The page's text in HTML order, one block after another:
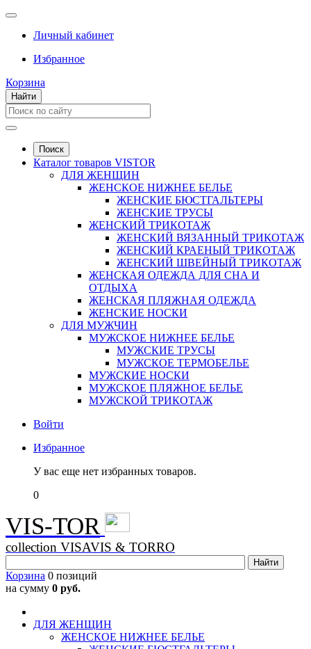
Личный кабинет
Избранное
Корзина
Найти
Поиск
Каталог товаров VISTOR
ДЛЯ ЖЕНЩИН
ЖЕНСКОЕ НИЖНЕЕ БЕЛЬЕ
ЖЕНСКИЕ БЮСТГАЛЬТЕРЫ
ЖЕНСКИЕ ТРУСЫ
ЖЕНСКИЙ ТРИКОТАЖ
ЖЕНСКИЙ ВЯЗАННЫЙ ТРИКОТАЖ
ЖЕНСКИЙ КРАЕНЫЙ ТРИКОТАЖ
ЖЕНСКИЙ ШВЕЙНЫЙ ТРИКОТАЖ
ЖЕНСКАЯ ОДЕЖДА ДЛЯ СНА И
ОТДЫХА
ЖЕНСКАЯ ПЛЯЖНАЯ ОДЕЖДА
ЖЕНСКИЕ НОСКИ
ДЛЯ МУЖЧИН
МУЖСКОЕ НИЖНЕЕ БЕЛЬЕ
МУЖСКИЕ ТРУСЫ
МУЖСКОЕ ТЕРМОБЕЛЬЕ
МУЖСКИЕ НОСКИ
МУЖСКОЕ ПЛЯЖНОЕ БЕЛЬЕ
МУЖСКОЙ ТРИКОТАЖ
Войти
Избранное
У вас еще нет избранных товаров.
0
VIS-TOR
collection VISAVIS & TORRO
Корзина 0 позиций
на сумму 0 руб.
ДЛЯ ЖЕНЩИН
ЖЕНСКОЕ НИЖНЕЕ БЕЛЬЕ